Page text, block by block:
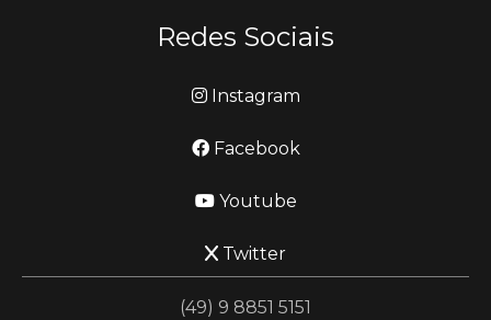
Redes Sociais
Instagram
Facebook
Youtube
Twitter
(49) 9 8851 5151